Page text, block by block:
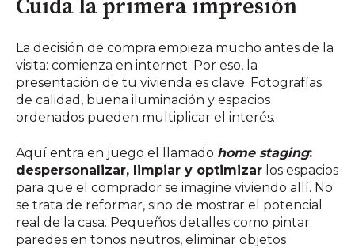
Cuida la primera impresión
La decisión de compra empieza mucho antes de la
visita: comienza en internet. Por eso, la
presentación de tu vivienda es clave. Fotografías
de calidad, buena iluminación y espacios
ordenados pueden multiplicar el interés.
Aquí entra en juego el llamado home staging:
despersonalizar, limpiar y optimizar los espacios
para que el comprador se imagine viviendo allí. No
se trata de reformar, sino de mostrar el potencial
real de la casa. Pequeños detalles como pintar
paredes en tonos neutros, eliminar objetos